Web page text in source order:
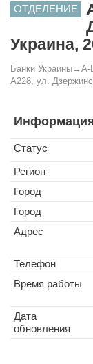
ОТДЕЛЕНИЕ
Украина,
Банки Украины→ А-
A228, ул.
Статус
Регион
Город
Город
Адрес
Телефон
Время работы
Дата
обновления